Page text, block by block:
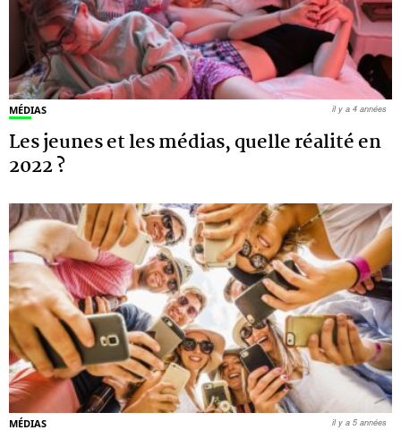
MÉDIAS
Les jeunes et les médias, quelle réalité en
2022 ?
il y a 4 années
MÉDIAS il y a 5 années